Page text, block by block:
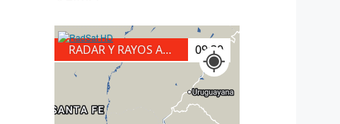
RADAR Y RAYOS A TIERRA 10:00